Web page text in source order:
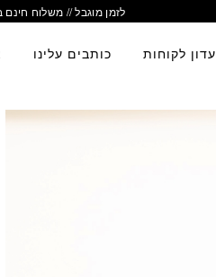
להטבות בלעדיות הצטרפו
לקוחות כותבים עלינו